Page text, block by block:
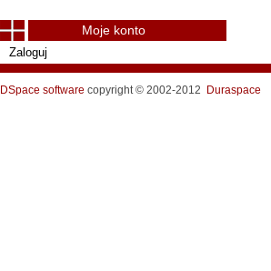
Moje konto
Zaloguj
DSpace software copyright © 2002-2012 Duraspace